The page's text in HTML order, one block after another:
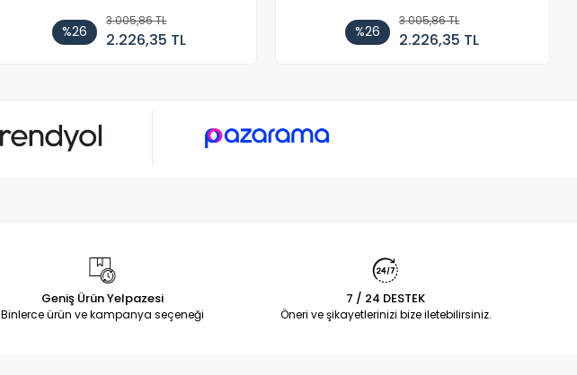
%26
3.005,86 TL
2.226,35 TL %26
3.005,86 TL
2.226,35 TL
Geniş Ürün Yelpazesi
Binlerce ürün ve kampanya seçeneği
7 / 24 DESTEK
Öneri ve şikayetlerinizi bize iletebilirsiniz.